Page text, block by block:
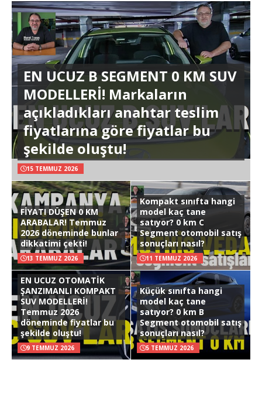
EN UCUZ B SEGMENT 0 KM SUV
MODELLERİ! Markaların
açıkladıkları anahtar teslim
fiyatlarına göre fiyatlar bu
şekilde oluştu!
15 TEMMUZ 2026
FİYATI DÜŞEN 0 KM
ARABALAR! Temmuz
2026 döneminde bunlar
dikkatimi çekti!
13 TEMMUZ 2026
Kompakt sınıfta hangi
model kaç tane
satıyor? 0 km C
Segment otomobil satış
sonuçları nasıl?
11 TEMMUZ 2026
EN UCUZ OTOMATİK
ŞANZIMANLI KOMPAKT
SUV MODELLERİ!
Temmuz 2026
döneminde fiyatlar bu
şekilde oluştu!
9 TEMMUZ 2026
Küçük sınıfta hangi
model kaç tane
satıyor? 0 km B
Segment otomobil satış
sonuçları nasıl?
5 TEMMUZ 2026